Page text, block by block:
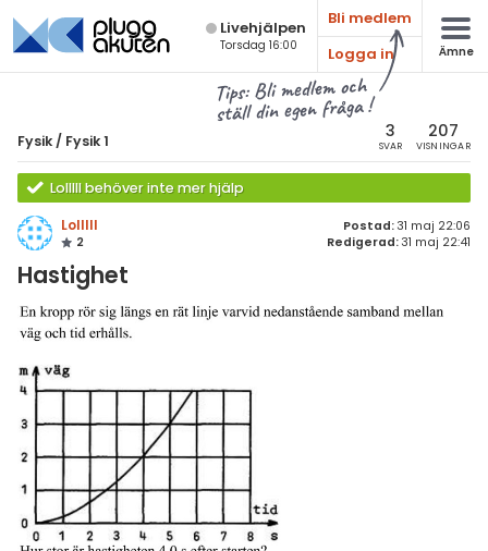
Live­hjälpen
Torsdag 16:00
Bli medlem
Logga in
Ämne
Tips: Bli medlem och
ställ din egen fråga !
Fysik / Fysik 1 3
SVAR
207
VISNINGAR
Lolllll behöver inte mer hjälp
Lolllll
2
Postad: 31 maj 22:06
Redigerad: 31 maj 22:41
Hastighet
Alla ämnen
Fysik
Alla trådar
Grundskola
Allmänna diskussioner
& Bygg
språk